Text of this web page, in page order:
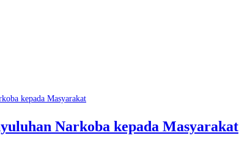
Narkoba kepada Masyarakat